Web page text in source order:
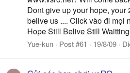
Dont give up your hope, your
belive us .... Click vào đi mọi
Hope Still Belive Still Waitting
Yue-kun Post #61 19/8/09